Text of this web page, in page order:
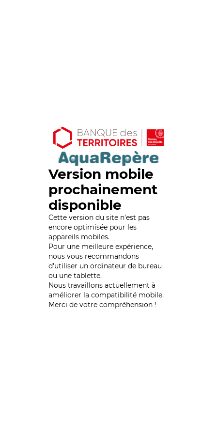
Version mobile
prochainement
disponible
Cette version du site n’est pas
encore optimisée pour les
appareils mobiles.
Pour une meilleure expérience,
nous vous recommandons
d'utiliser un ordinateur de bureau
ou une tablette.
Nous travaillons actuellement à
améliorer la compatibilité mobile.
Merci de votre compréhension !